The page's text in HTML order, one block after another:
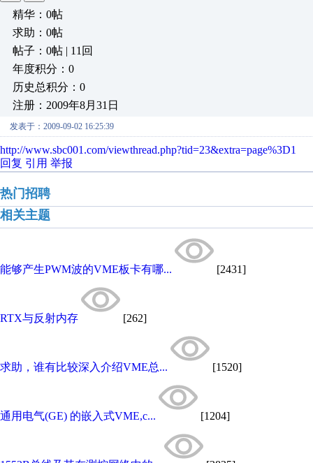
精华：0帖
求助：0帖
帖子：0帖 | 11回
年度积分：0
历史总积分：0
注册：2009年8月31日
发表于：2009-09-02 16:25:39
http://www.sbc001.com/viewthread.php?tid=23&extra=page%3D1
回复 引用 举报
热门招聘
相关主题
能够产生PWM波的VME板卡有哪... [2431]
RTX与反射内存 [262]
求助，谁有比较深入介绍VME总... [1520]
通用电气(GE) 的嵌入式VME,c... [1204]